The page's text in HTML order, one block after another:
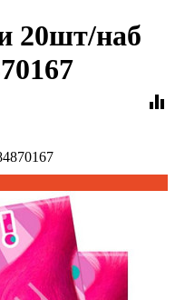
20шт/наб
equalizer